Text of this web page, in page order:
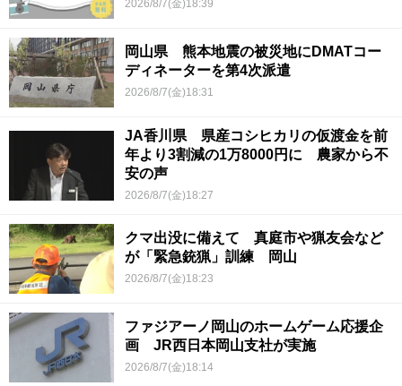
2026/8/7(金)18:39
岡山県 熊本地震の被災地にDMATコー
ディネーターを第4次派遣
2026/8/7(金)18:31
JA香川県 県産コシヒカリの仮渡金を前
年より3割減の1万8000円に 農家から不
安の声
2026/8/7(金)18:27
クマ出没に備えて 真庭市や猟友会など
が「緊急銃猟」訓練 岡山
2026/8/7(金)18:23
ファジアーノ岡山のホームゲーム応援企
画 JR西日本岡山支社が実施
2026/8/7(金)18:14